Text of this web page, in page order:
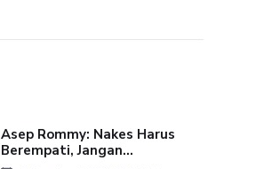
Asep Rommy: Nakes Harus
Berempati, Jangan...